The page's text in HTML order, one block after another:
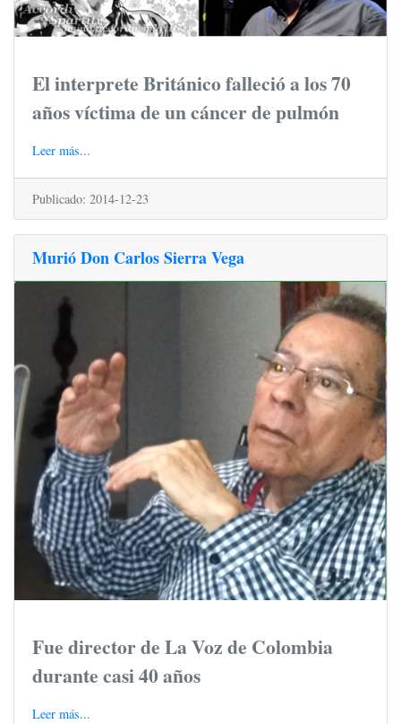
El interprete Británico falleció a los 70
años víctima de un cáncer de pulmón
Leer más...
Publicado: 2014-12-23
Murió Don Carlos Sierra Vega
Fue director de La Voz de Colombia
durante casi 40 años
Leer más...